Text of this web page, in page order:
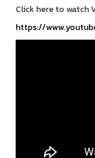
Click here to watch
https://